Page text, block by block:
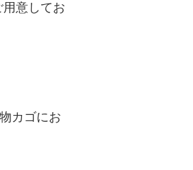
用意してお
カゴにお